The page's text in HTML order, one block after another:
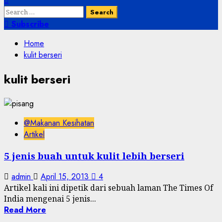
Search
for:Subscribe
Home
kulit berseri
kulit berseri
@Makanan Kesihatan
Artikel
5 jenis buah untuk kulit lebih berseri
admin April 15, 2013 4
Artikel kali ini dipetik dari sebuah laman The Times Of
India mengenai 5 jenis...
Read More